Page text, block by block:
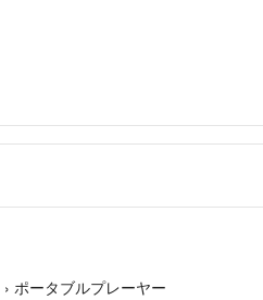
› ポータブルプレーヤー